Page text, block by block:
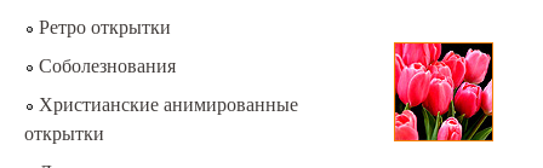
Ретро открытки
Соболезнования
Христианские анимированные
открытки